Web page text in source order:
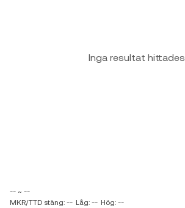
Inga resultat hittades
-- ~ --
MKR/TTD stäng: -- Låg: -- Hög: --